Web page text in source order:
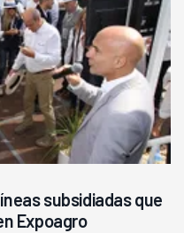
subsidiadas que
Expoagro